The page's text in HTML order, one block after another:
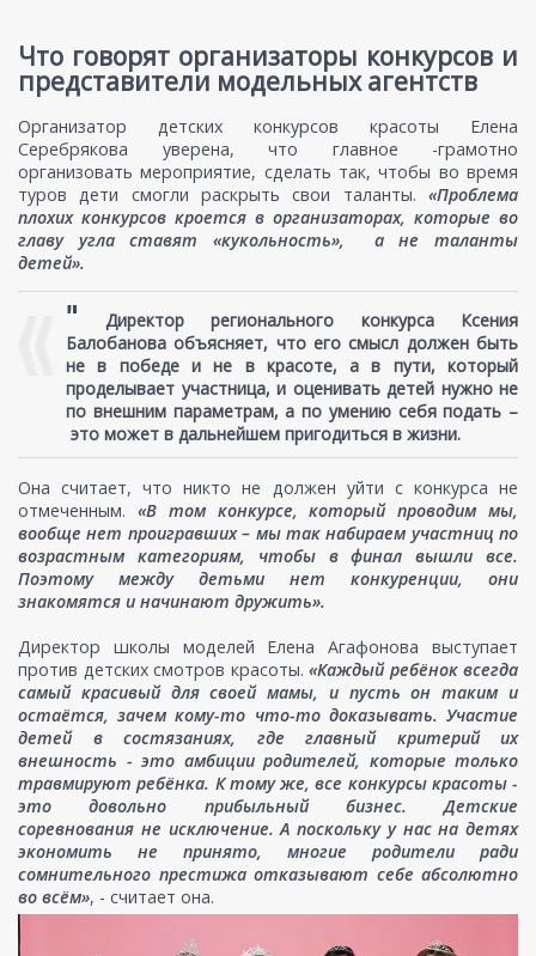
Что говорят организаторы конкурсов и
представители модельных агентств
Организатор детских конкурсов красоты Елена
Серебрякова уверена, что главное -грамотно
организовать мероприятие, сделать так, чтобы во время
туров дети смогли раскрыть свои таланты. «Проблема
плохих конкурсов кроется в организаторах, которые во
главу угла ставят «кукольность», а не таланты
детей».
" Директор регионального конкурса Ксения
Балобанова объясняет, что его смысл должен быть
не в победе и не в красоте, а в пути, который
проделывает участница, и оценивать детей нужно не
по внешним параметрам, а по умению себя подать –
это может в дальнейшем пригодиться в жизни.
Она считает, что никто не должен уйти с конкурса не
отмеченным. «В том конкурсе, который проводим мы,
вообще нет проигравших – мы так набираем участниц по
возрастным категориям, чтобы в финал вышли все.
Поэтому между детьми нет конкуренции, они
знакомятся и начинают дружить».
Директор школы моделей Елена Агафонова выступает
против детских смотров красоты. «Каждый ребёнок всегда
самый красивый для своей мамы, и пусть он таким и
остаётся, зачем кому-то что-то доказывать. Участие
детей в состязаниях, где главный критерий их
внешность - это амбиции родителей, которые только
травмируют ребёнка. К тому же, все конкурсы красоты -
это довольно прибыльный бизнес. Детские
соревнования не исключение. А поскольку у нас на детях
экономить не принято, многие родители ради
сомнительного престижа отказывают себе абсолютно
во всём», - считает она.